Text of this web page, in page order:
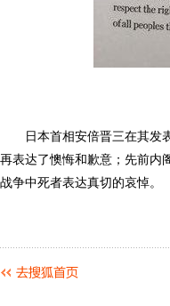
日本首相安倍晋三在其发表
再表达了懊悔和歉意；先前内
战争中死者表达真切的哀悼。